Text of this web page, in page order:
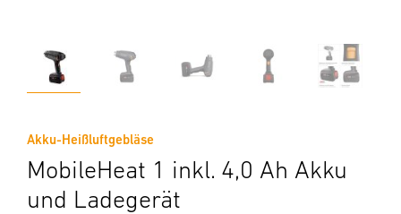
Akku-Heißluftgebläse
MobileHeat 1 inkl. 4,0 Ah Akku
und Ladegerät